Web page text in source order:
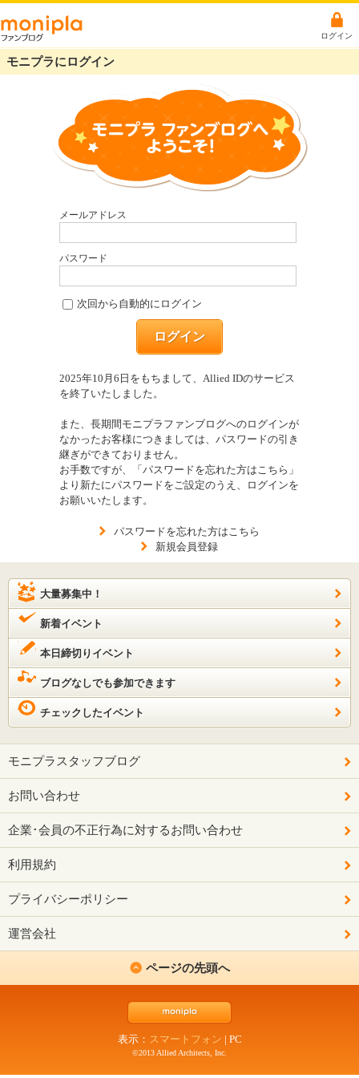
ログイン
モニプラにログイン
メールアドレス
パスワード
次回から自動的にログイン
ログイン
2025年10月6日をもちまして、Allied IDのサービス
を終了いたしました。
また、長期間モニプラファンブログへのログインが
なかったお客様につきましては、パスワードの引き
継ぎができておりません。
お手数ですが、「パスワードを忘れた方はこちら」
より新たにパスワードをご設定のうえ、ログインを
お願いいたします。
パスワードを忘れた方はこちら
新規会員登録
大量募集中！
新着イベント
本日締切りイベント
ブログなしでも参加できます
チェックしたイベント
モニプラスタッフブログ
お問い合わせ
企業･会員の不正行為に対するお問い合わせ
利用規約
プライバシーポリシー
運営会社
ページの先頭へ
表示： スマートフォン | PC
©2013 Allied Architects, Inc.